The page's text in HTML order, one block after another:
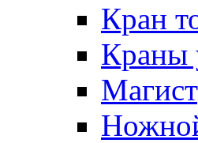
Кран
Краны